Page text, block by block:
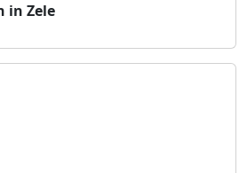
in Zele